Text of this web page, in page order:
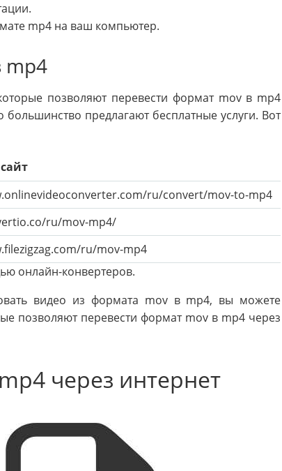
mp4 на ваш компьютер.
mp4
позволяют перевести формат mov в mp4
предлагают бесплатные услуги. Вот
ru/convert/mov-to-mp4
ru/mov-mp4/
ru/mov-mp4
онлайн-конвертеров.
видео из формата mov в mp4, вы можете
позволяют перевести формат mov в mp4 через
через интернет